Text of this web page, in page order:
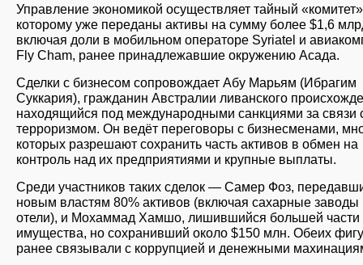
Управление экономикой осуществляет тайный
которому уже переданы активы на сумму более $1,6
включая доли в мобильном операторе Syriatel и
Fly Cham, ранее принадлежавшие окружению Асада.
Сделки с бизнесом сопровождает Абу Марьям (Ибрагим
Суккария), гражданин Австралии ливанского
находящийся под международными санкциями за связи
терроризмом. Он ведёт переговоры с бизнесменами,
которых разрешают сохранить часть активов в обмен на
контроль над их предприятиями и крупные выплаты.
Среди участников таких сделок — Самер Фоз,
новым властям 80% активов (включая сахарные заводы
отели), и Мохаммад Хамшо, лишившийся большей части
имущества, но сохранивший около $150 млн. Обеих
ранее связывали с коррупцией и денежными